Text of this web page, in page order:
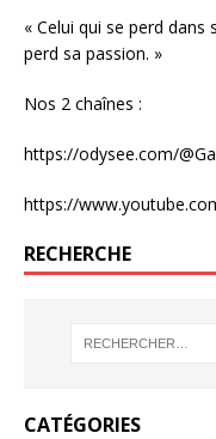
« Celui qui se perd
perd sa passion. »
Nos 2 chaînes :
https://odysee.com/
https://
RECHERCHE
CATÉGORIES